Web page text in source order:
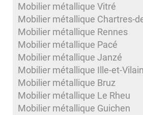
Mobilier métallique Vitré
Mobilier métallique Chartres-
Mobilier métallique Rennes
Mobilier métallique Pacé
Mobilier métallique Janzé
Mobilier métallique Ille-et-
Mobilier métallique Bruz
Mobilier métallique Le Rheu
Mobilier métallique Guichen